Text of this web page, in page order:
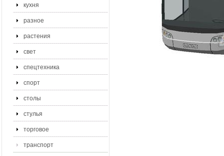
кухня
разное
растения
свет
спецтехника
спорт
столы
стулья
торговое
транспорт